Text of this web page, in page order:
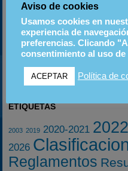
PRÓXIMOS EVENTOS
06
SEP
20
SEP
18
OCT
ETIQUETAS
2003 2019 2020-2021 2022
2026
Reglamentos
Aviso de cookies
Usamos cookies en
experiencia de
preferencias. Clicando
consentimiento al uso de
ACEPTAR Política de